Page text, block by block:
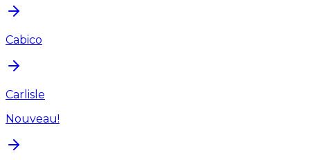
Cabico
Carlisle
Nouveau!